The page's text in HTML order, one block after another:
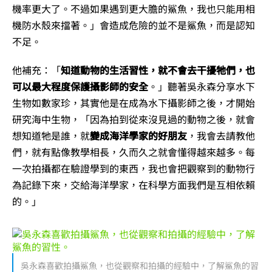
機率更大了。不過如果遇到更大膽的鯊魚，我也只能用相
機防水殼來擋著。」會造成危險的並不是鯊魚，而是認知
不足。
他補充：「知道動物的生活習性，就不會去干擾牠們，也
可以最大程度保護攝影師的安全。」聽著吳永森分享水下
生物如數家珍，其實他是在成為水下攝影師之後，才開始
研究海中生物，「因為拍到從來沒見過的動物之後，就會
想知道牠是誰，就變成海洋學家的好朋友 ，我會去請教他
們，就有點像教學相長，久而久之就會懂得越來越多。每
一次拍攝都在驗證學到的東西，我也會把觀察到的動物行
為記錄下來，交給海洋學家，在科學方面我們是互相依賴
的。」
吳永森喜歡拍攝鯊魚，也從觀察和拍攝的經驗中，了解鯊魚的習